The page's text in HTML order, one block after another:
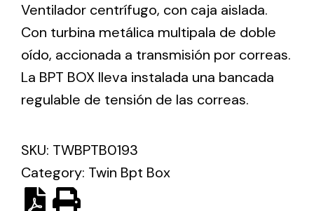
Ventilación
Amplia gama de ventiladores y equipos de
ventilación industriales
Ventilation
The incorporation of Novovent into the group
Ventilador centrífugo, con caja aislada.
Con turbina metálica multipala de doble
oído, accionada a transmisión por correas.
La BPT BOX lleva instalada una bancada
regulable de tensión de las correas.
SKU: TWBPTB0193
Category: Twin Bpt Box